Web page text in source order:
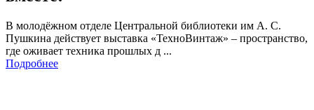
В молодёжном отделе Центральной библиотеки им А. С.
Пушкина действует выставка «ТехноВинтаж» – пространство,
где оживает техника прошлых д ...
Подробнее